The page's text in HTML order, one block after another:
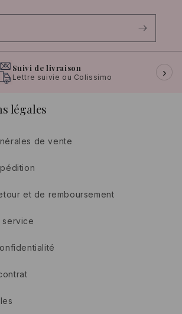
Suivi de livraison
Lettre suivie ou Colissimo ›
légales
de vente
et de remboursement
service